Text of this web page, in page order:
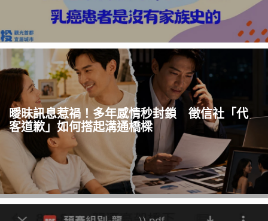
曖昧訊息惹禍！多年感情秒封鎖 徵信社「代
客道歉」如何搭起溝通橋樑